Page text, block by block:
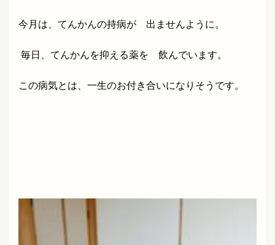
今月は、てんかんの持病が 出ませんように。
毎日、てんかんを抑える薬を 飲んでいます。
この病気とは、一生のお付き合いになりそうです。